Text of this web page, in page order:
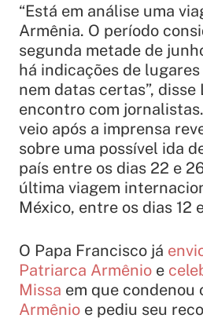
“Está em análise uma
Armênia. O período
segunda metade de
há indicações de
nem datas certas”,
encontro com
veio após a imprensa
sobre uma possível ida
país entre os dias 22 e
última viagem
México, entre os dias 12
O Papa Francisco já
Patriarca Armênio e
Missa em que condenou
Armênio e pediu seu